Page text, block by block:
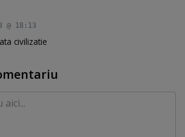
@ 18:13
civilizatie